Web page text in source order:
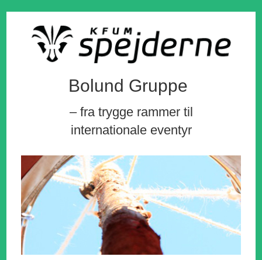
Bolund Gruppe
– fra trygge rammer til
internationale eventyr